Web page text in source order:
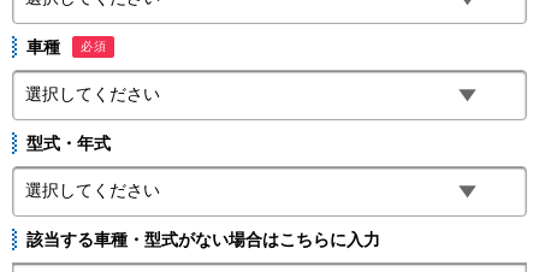
車種 必須
型式・年式
該当する車種・型式がない場合はこちらに入力